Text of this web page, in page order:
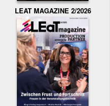
LEAT MAGAZINE 2/2026